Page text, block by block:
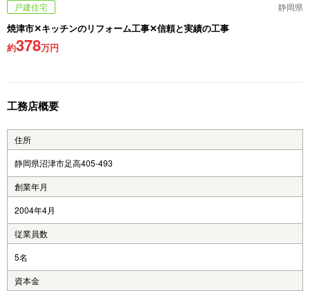
戸建住宅 静岡県
焼津市✕キッチンのリフォーム工事✕信頼と実績の工事
約378万円
工務店概要
住所
静岡県沼津市足高405-493
創業年月
2004年4月
従業員数
5名
資本金